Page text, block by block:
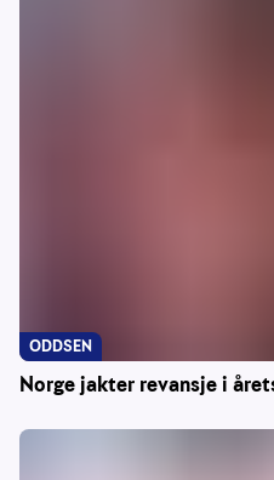
Norge jakter revansje i
ODDSEN